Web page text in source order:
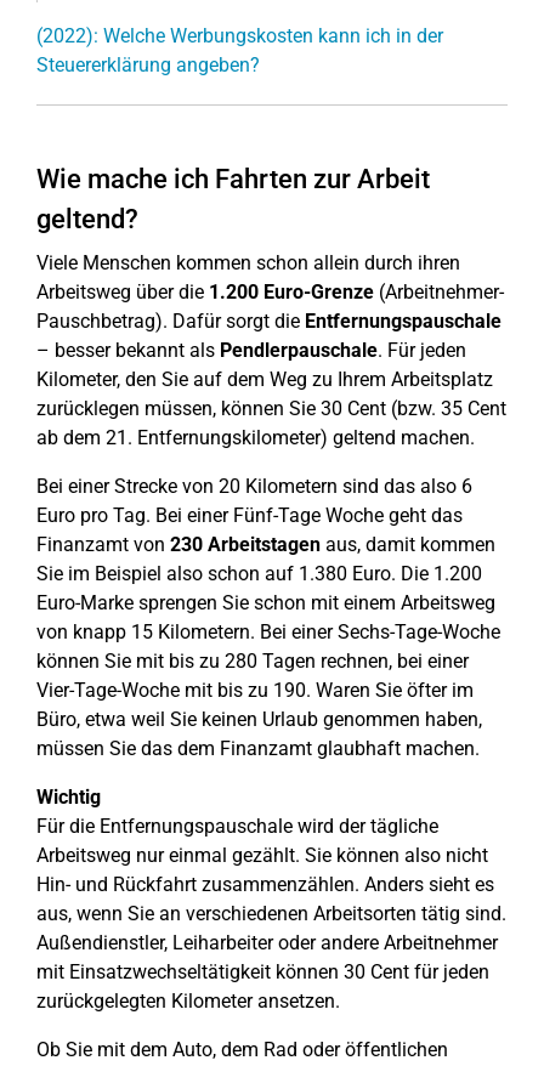
(2022): Welche Werbungskosten kann ich in der
Steuererklärung angeben?
Wie mache ich Fahrten zur Arbeit
geltend?
Viele Menschen kommen schon allein durch ihren
Arbeitsweg über die 1.200 Euro-Grenze (Arbeitnehmer-
Pauschbetrag). Dafür sorgt die Entfernungspauschale
– besser bekannt als Pendlerpauschale. Für jeden
Kilometer, den Sie auf dem Weg zu Ihrem Arbeitsplatz
zurücklegen müssen, können Sie 30 Cent (bzw. 35 Cent
ab dem 21. Entfernungskilometer) geltend machen.
Bei einer Strecke von 20 Kilometern sind das also 6
Euro pro Tag. Bei einer Fünf-Tage Woche geht das
Finanzamt von 230 Arbeitstagen aus, damit kommen
Sie im Beispiel also schon auf 1.380 Euro. Die 1.200
Euro-Marke sprengen Sie schon mit einem Arbeitsweg
von knapp 15 Kilometern. Bei einer Sechs-Tage-Woche
können Sie mit bis zu 280 Tagen rechnen, bei einer
Vier-Tage-Woche mit bis zu 190. Waren Sie öfter im
Büro, etwa weil Sie keinen Urlaub genommen haben,
müssen Sie das dem Finanzamt glaubhaft machen.
Wichtig
Für die Entfernungspauschale wird der tägliche
Arbeitsweg nur einmal gezählt. Sie können also nicht
Hin- und Rückfahrt zusammenzählen. Anders sieht es
aus, wenn Sie an verschiedenen Arbeitsorten tätig sind.
Außendienstler, Leiharbeiter oder andere Arbeitnehmer
mit Einsatzwechseltätigkeit können 30 Cent für jeden
zurückgelegten Kilometer ansetzen.
Ob Sie mit dem Auto, dem Rad oder öffentlichen